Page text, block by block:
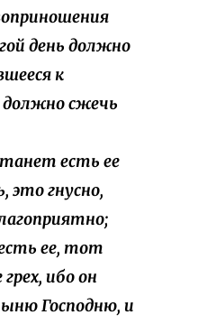
день должно
к
сжечь
есть ее
это гнусно,
ее, тот
ибо он
Господню, и